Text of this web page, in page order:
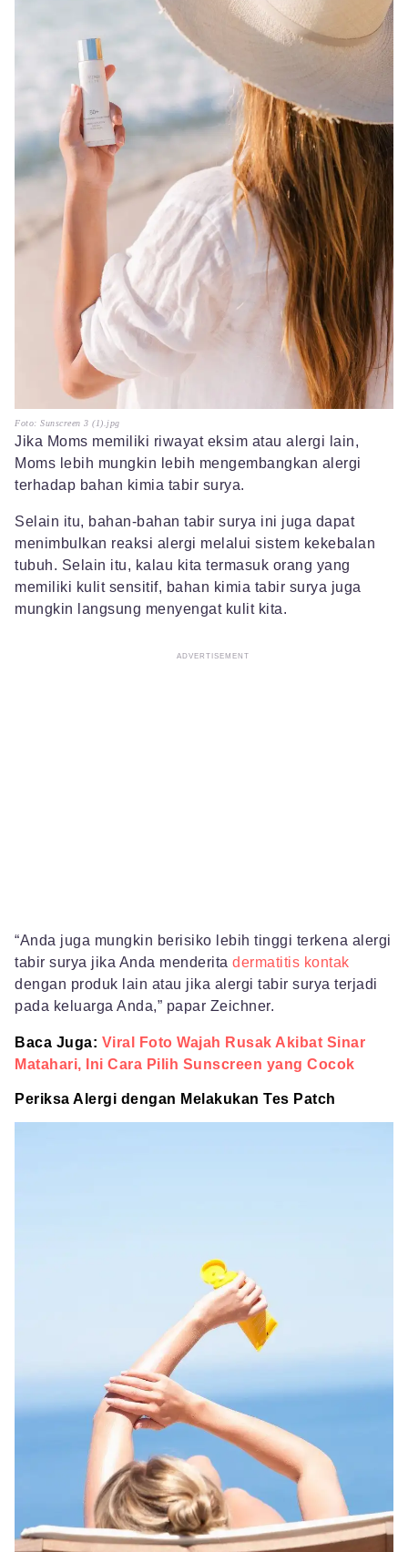
Foto: Sunscreen 3 (1).jpg
Jika Moms memiliki riwayat eksim atau alergi lain,
Moms lebih mungkin lebih mengembangkan alergi
terhadap bahan kimia tabir surya.
Selain itu, bahan-bahan tabir surya ini juga dapat
menimbulkan reaksi alergi melalui sistem kekebalan
tubuh. Selain itu, kalau kita termasuk orang yang
memiliki kulit sensitif, bahan kimia tabir surya juga
mungkin langsung menyengat kulit kita.
“Anda juga mungkin berisiko lebih tinggi terkena alergi
tabir surya jika Anda menderita dermatitis kontak
dengan produk lain atau jika alergi tabir surya terjadi
pada keluarga Anda,” papar Zeichner.
Baca Juga: Viral Foto Wajah Rusak Akibat Sinar
Matahari, Ini Cara Pilih Sunscreen yang Cocok
Periksa Alergi dengan Melakukan Tes Patch